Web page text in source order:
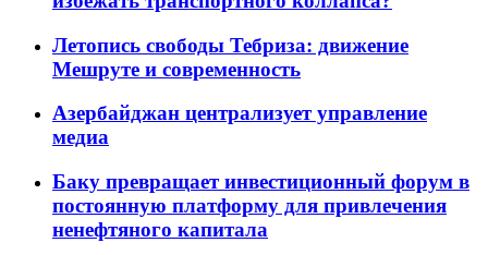
Летопись свободы Тебриза: движение
Мешруте и современность
Азербайджан централизует управление
медиа
Баку превращает инвестиционный форум в
постоянную платформу для привлечения
ненефтяного капитала